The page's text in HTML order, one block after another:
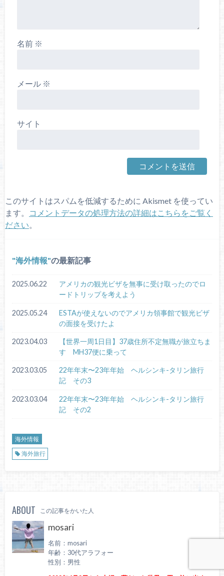
名前 ※
メール ※
サイト
このサイトはスパムを低減するために Akismet を使ってい
ます。
コメントデータの処理方法の詳細はこちらをご覧く
ださい
海外情報 の最新記事
2025.06.22
アメリカの観光ビザを無事に受け取ったのでロ
ードトリップを考えよう
2025.05.24
ESTAが使えないのでアメリカ領事館で観光ビザ
の面接を受けたよ
2023.04.03
【世界一周1日目】37歳住所不定無職が旅立ちま
す MH37便に乗って
2023.03.05
22年年末〜23年年始 ヘルシンキ-タリン旅行
記 その3
2023.03.04
22年年末〜23年年始 ヘルシンキ-タリン旅行
記 その2
海外情報
海外旅行
ABOUT この記事をかいた人
mosari
名前：mosari
年齢：30代アラフォー
性別：男性